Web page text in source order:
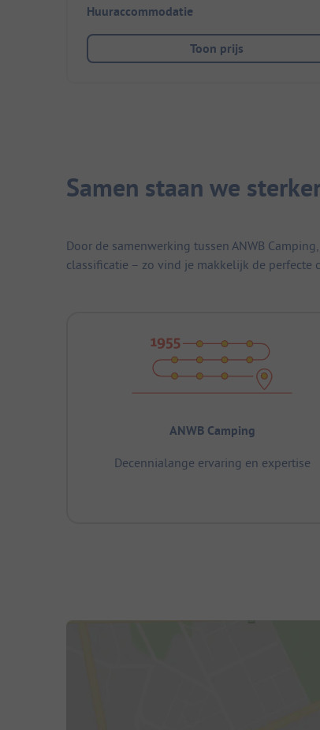
Huuraccommodatie
Toon prijs
Samen staan we
Door de samenwerking tussen ANWB
classificatie – zo vind je makkelijk de perfecte
ANWB Camping
Decennialange ervaring en expertise